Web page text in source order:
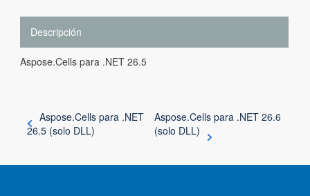
Descripción
Aspose.Cells para .NET 26.5
Aspose.Cells para .NET
26.5 (solo DLL)
Aspose.Cells para .NET 26.6
(solo DLL)